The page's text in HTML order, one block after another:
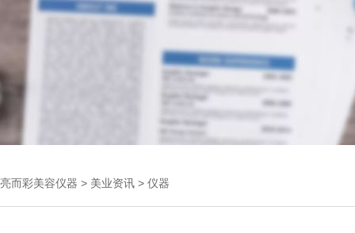
亮而彩美容仪器 > 美业资讯 > 仪器